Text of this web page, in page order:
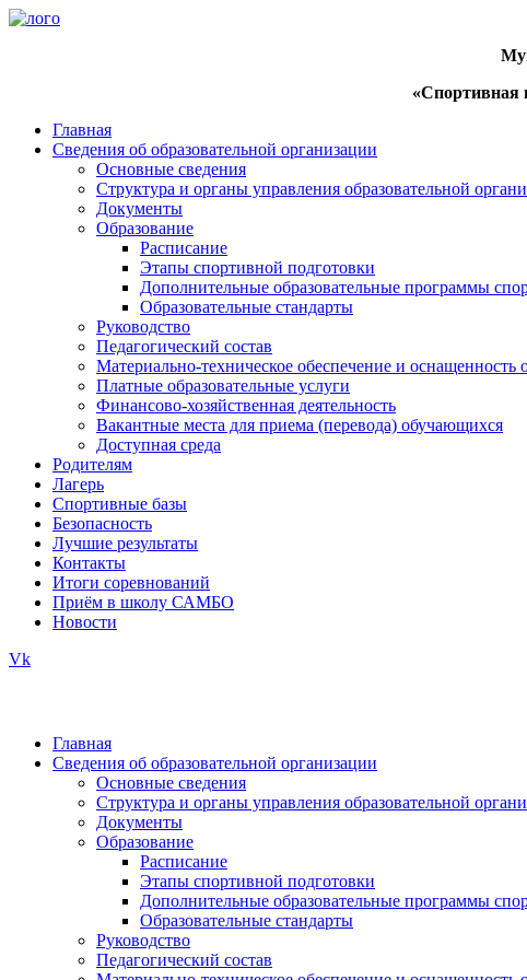
«Спортивная
Главная
Сведения об образовательной организации
Основные сведения
Структура и органы управления образовательной
Документы
Образование
Расписание
Этапы спортивной подготовки
Дополнительные образовательные программы
Образовательные стандарты
Руководство
Педагогический состав
Материально-техническое обеспечение и оснащенность
Платные образовательные услуги
Финансово-хозяйственная деятельность
Вакантные места для приема (перевода) обучающихся
Доступная среда
Родителям
Лагерь
Спортивные базы
Безопасность
Лучшие результаты
Контакты
Итоги соревнований
Приём в школу САМБО
Новости
Vk
Главная
Сведения об образовательной организации
Основные сведения
Структура и органы управления образовательной
Документы
Образование
Расписание
Этапы спортивной подготовки
Дополнительные образовательные программы
Образовательные стандарты
Руководство
Педагогический состав